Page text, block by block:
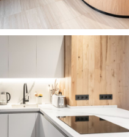
Clínica IENSA